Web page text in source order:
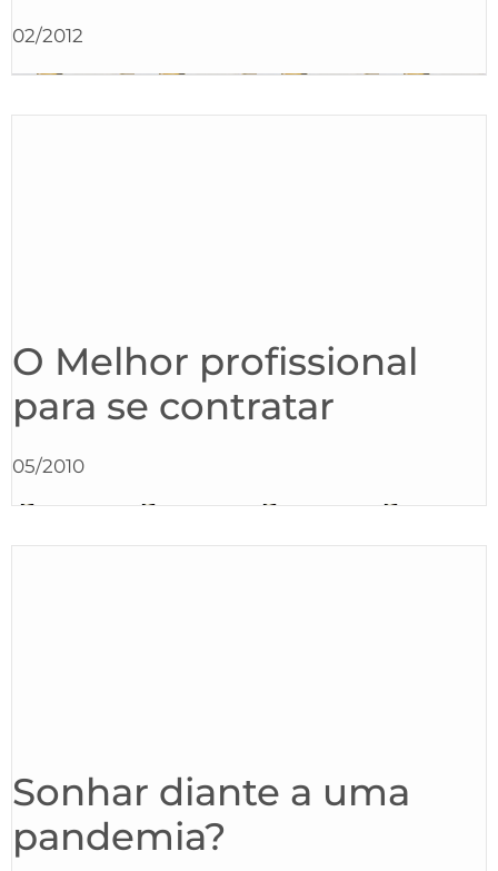
02/2012
O Melhor profissional
para se contratar
05/2010
Sonhar diante a uma
pandemia?